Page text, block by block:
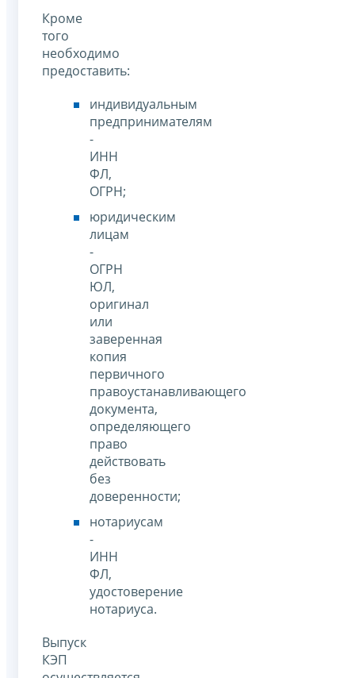
Кроме
того
необходимо
предоставить:
индивидуальным
предпринимателям
-
ИНН
ФЛ,
ОГРН;
юридическим
лицам
-
ОГРН
ЮЛ,
оригинал
или
заверенная
копия
первичного
правоустанавливающего
документа,
определяющего
право
действовать
без
доверенности;
нотариусам
-
ИНН
ФЛ,
удостоверение
нотариуса.
Выпуск
КЭП